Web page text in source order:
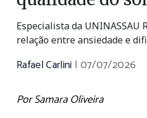
Especialista da UNINASSAU
relação entre ansiedade e
Rafael Carlini | 07/07/2026
Por Samara Oliveira